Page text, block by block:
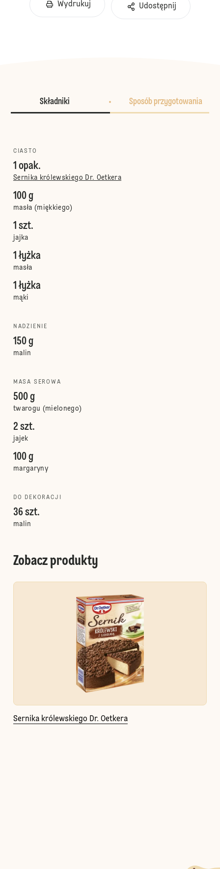
Wydrukuj Udostępnij
Składniki Sposób przygotowania
CIASTO
1 opak.
Sernika królewskiego Dr. Oetkera
100 g
masła (miękkiego)
1 szt.
jajka
1 łyżka
masła
1 łyżka
mąki
NADZIENIE
150 g
malin
MASA SEROWA
500 g
twarogu (mielonego)
2 szt.
jajek
100 g
margaryny
DO DEKORACJI
36 szt.
malin
Zobacz produkty
Sernika królewskiego Dr. Oetkera